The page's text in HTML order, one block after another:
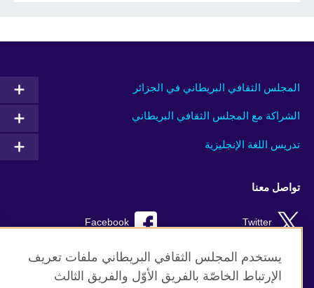
المجلس الثقافي البريطاني في الجزائر
الشراكة مع المجلس الثقافي البريطاني
تدريس اللغة الإنجليزية
تواصل معنا
Facebook Twitter
TikTok Instagram
Youtube
يستخدم المجلس الثقافي البريطاني ملفات تعريف
الإرتباط الخاصّة بالفريق الأوّل والفريق الثالث